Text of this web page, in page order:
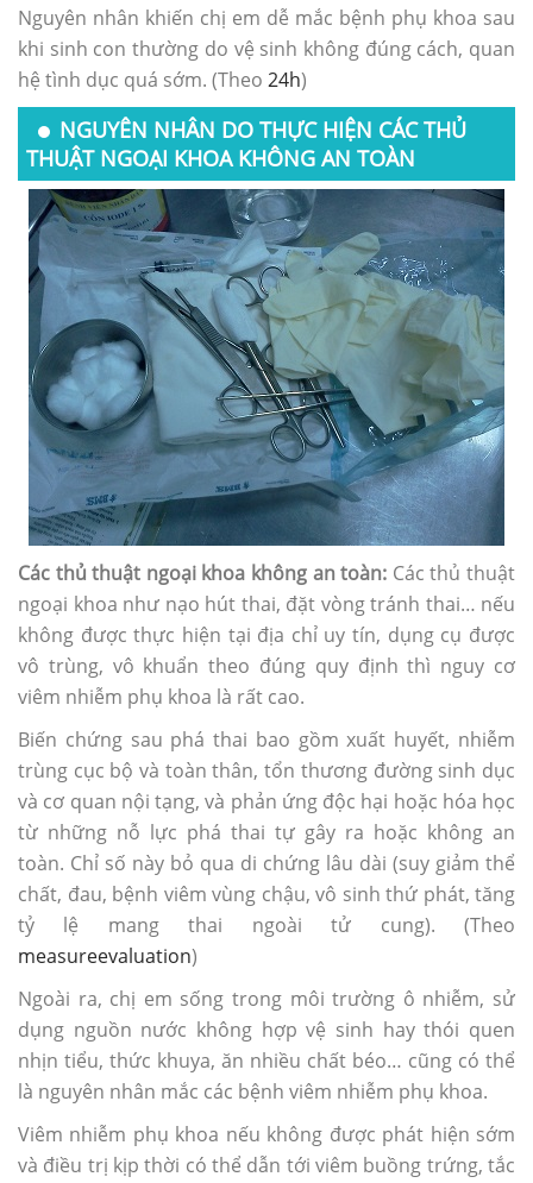
Nguyên nhân khiến chị em dễ mắc bệnh phụ khoa sau
khi sinh con thường do vệ sinh không đúng cách, quan
hệ tình dục quá sớm. (Theo 24h)
NGUYÊN NHÂN DO THỰC HIỆN CÁC THỦ
THUẬT NGOẠI KHOA KHÔNG AN TOÀN
Các thủ thuật ngoại khoa không an toàn: Các thủ thuật
ngoại khoa như nạo hút thai, đặt vòng tránh thai… nếu
không được thực hiện tại địa chỉ uy tín, dụng cụ được
vô trùng, vô khuẩn theo đúng quy định thì nguy cơ
viêm nhiễm phụ khoa là rất cao.
Biến chứng sau phá thai bao gồm xuất huyết, nhiễm
trùng cục bộ và toàn thân, tổn thương đường sinh dục
và cơ quan nội tạng, và phản ứng độc hại hoặc hóa học
từ những nỗ lực phá thai tự gây ra hoặc không an
toàn. Chỉ số này bỏ qua di chứng lâu dài (suy giảm thể
chất, đau, bệnh viêm vùng chậu, vô sinh thứ phát, tăng
tỷ lệ mang thai ngoài tử cung). (Theo
measureevaluation)
Ngoài ra, chị em sống trong môi trường ô nhiễm, sử
dụng nguồn nước không hợp vệ sinh hay thói quen
nhịn tiểu, thức khuya, ăn nhiều chất béo… cũng có thể
là nguyên nhân mắc các bệnh viêm nhiễm phụ khoa.
Viêm nhiễm phụ khoa nếu không được phát hiện sớm
và điều trị kịp thời có thể dẫn tới viêm buồng trứng, tắc